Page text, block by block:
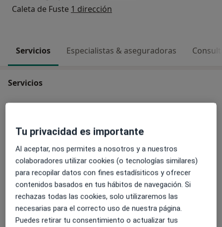
Caleta de Fuste 1 dirección
Servicios Especialistas & aseguradoras
Servicios
Ecografía transvaginal
Ecografía de mama
Visita Ginecología y Obstetricia
Tu privacidad es importante
Al aceptar, nos permites a nosotros y a nuestros
colaboradores utilizar cookies (o tecnologías similares)
para recopilar datos con fines estadísiticos y ofrecer
contenidos basados en tus hábitos de navegación. Si
rechazas todas las cookies, solo utilizaremos las
necesarias para el correcto uso de nuestra página.
Puedes retirar tu consentimiento o actualizar tus